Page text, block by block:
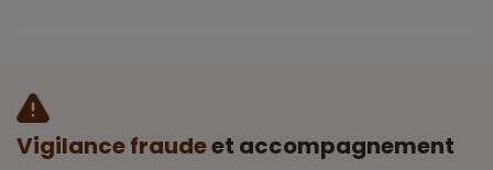
Vigilance fraudeet accompagnement